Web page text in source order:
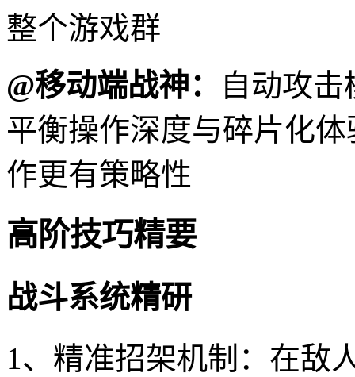
整个游戏群
@移动端战神：
自动攻
平衡操作深度与碎片化
作更有策略性
高阶技巧精要
战斗系统精研
1、精准招架机制：在敌